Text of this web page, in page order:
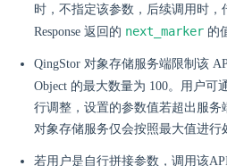
时，不指定该参数，后续调用时，
Response 返回的 next_marker 的
QingStor 对象存储服务端限制该
Object 的最大数量为 100。用户可
行调整，设置的参数值若超出服务
对象存储服务仅会按照最大值进行
若用户是自行拼接参数，调用该